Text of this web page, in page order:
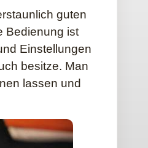
guten
Bedienung ist
Einstellungen
besitze. Man
lassen und